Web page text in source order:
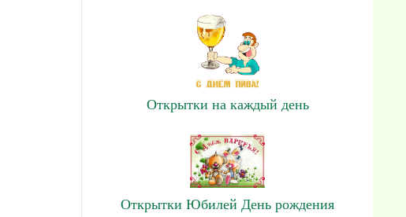
Открытки на каждый день
Открытки Юбилей День рождения